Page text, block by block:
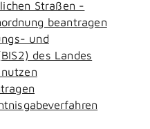
Straßen -
beantragen
und
des Landes